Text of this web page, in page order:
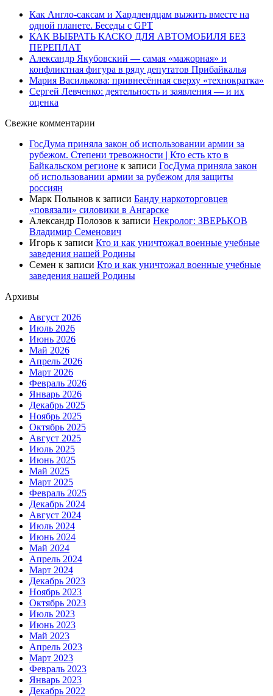
Как Англо-саксам и Хардлендцам выжить вместе на
одной планете. Беседы с GPT
КАК ВЫБРАТЬ КАСКО ДЛЯ АВТОМОБИЛЯ БЕЗ
ПЕРЕПЛАТ
Александр Якубовский — самая «мажорная» и
конфликтная фигура в ряду депутатов Прибайкалья
Мария Василькова: привнесённая сверху «технократка»
Сергей Левченко: деятельность и заявления — и их
оценка
Свежие комментарии
ГосДума приняла закон об использовании армии за
рубежом. Степени тревожности | Кто есть кто в
Байкальском регионе к записи ГосДума приняла закон
об использовании армии за рубежом для защиты
россиян
Марк Полынов к записи Банду наркоторговцев
«повязали» силовики в Ангарске
Александр Полозов к записи Некролог: ЗВЕРЬКОВ
Владимир Семенович
Игорь к записи Кто и как уничтожал военные учебные
заведения нашей Родины
Семен к записи Кто и как уничтожал военные учебные
заведения нашей Родины
Архивы
Август 2026
Июль 2026
Июнь 2026
Май 2026
Апрель 2026
Март 2026
Февраль 2026
Январь 2026
Декабрь 2025
Ноябрь 2025
Октябрь 2025
Август 2025
Июль 2025
Июнь 2025
Май 2025
Март 2025
Февраль 2025
Декабрь 2024
Август 2024
Июль 2024
Июнь 2024
Май 2024
Апрель 2024
Март 2024
Декабрь 2023
Ноябрь 2023
Октябрь 2023
Июль 2023
Июнь 2023
Май 2023
Апрель 2023
Март 2023
Февраль 2023
Январь 2023
Декабрь 2022